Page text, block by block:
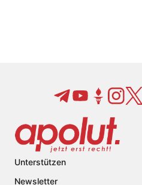
Unterstützen
Newsletter